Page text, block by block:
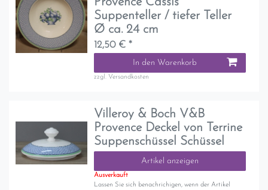
Suppenteller / tiefer Teller
Ø ca. 24 cm
12,50 € *
In den Warenkorb
zzgl. Versandkosten
Villeroy & Boch V&B
Provence Deckel von Terrine
Suppenschüssel Schüssel
Artikel anzeigen
Ausverkauft
Lassen Sie sich benachrichigen, wenn der Artikel